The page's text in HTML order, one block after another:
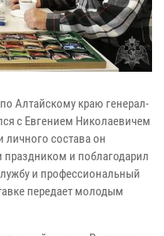
Алтайскому краю генерал-
с Евгением Николаевичем
состава он
и поблагодарил
и профессиональный
передает молодым